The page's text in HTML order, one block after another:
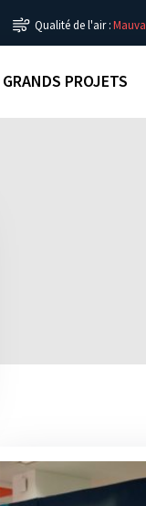
Qualité de l'air :
GRANDS PROJETS